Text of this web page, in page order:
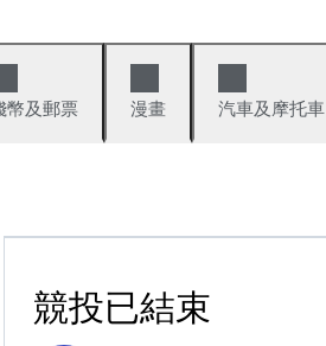
幣及郵票 漫畫 汽車及摩托車
競投已結束